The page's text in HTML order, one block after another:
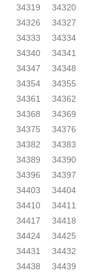
34319
34320
34326
34327
34333
34334
34340
34341
34347
34348
34354
34355
34361
34362
34368
34369
34375
34376
34382
34383
34389
34390
34396
34397
34403
34404
34410
34411
34417
34418
34424
34425
34431
34432
34438
34439